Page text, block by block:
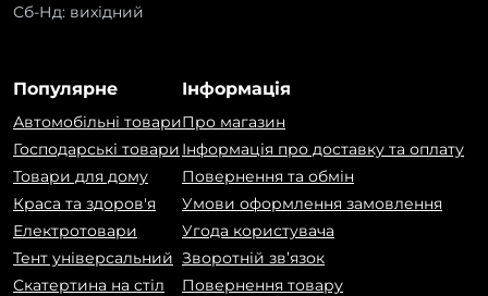
Сб-Нд: вихідний
Популярне
Автомобільні товари
Господарські товари
Товари для дому
Краса та здоров'я
Електротовари
Тент універсальний
Скатертина на стіл
Інформація
Про магазин
Інформація про доставку та оплату
Повернення та обмін
Умови оформлення замовлення
Угода користувача
Зворотній зв’язок
Повернення товару